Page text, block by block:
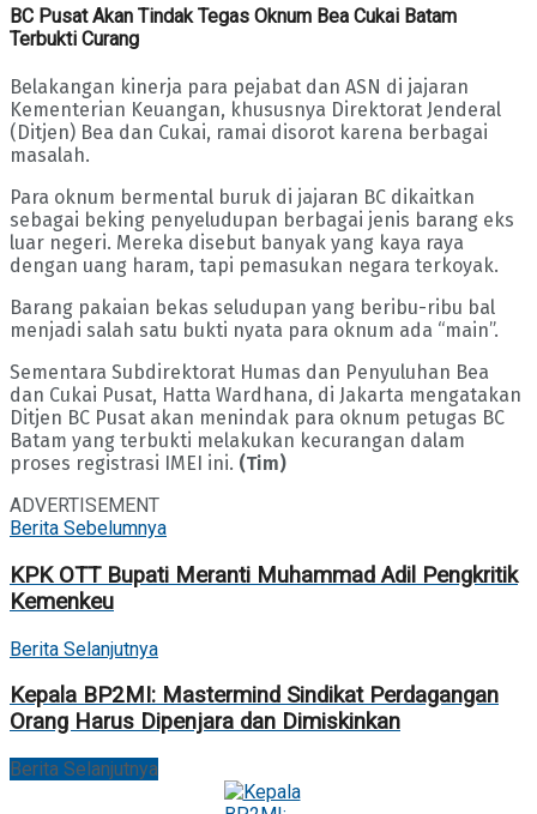
BC Pusat Akan Tindak Tegas Oknum Bea Cukai Batam
Terbukti Curang
Belakangan kinerja para pejabat dan ASN di jajaran
Kementerian Keuangan, khususnya Direktorat Jenderal
(Ditjen) Bea dan Cukai, ramai disorot karena berbagai
masalah.
Para oknum bermental buruk di jajaran BC dikaitkan
sebagai beking penyeludupan berbagai jenis barang eks
luar negeri. Mereka disebut banyak yang kaya raya
dengan uang haram, tapi pemasukan negara terkoyak.
Barang pakaian bekas seludupan yang beribu-ribu bal
menjadi salah satu bukti nyata para oknum ada “main”.
Sementara Subdirektorat Humas dan Penyuluhan Bea
dan Cukai Pusat, Hatta Wardhana, di Jakarta mengatakan
Ditjen BC Pusat akan menindak para oknum petugas BC
Batam yang terbukti melakukan kecurangan dalam
proses registrasi IMEI ini. (Tim)
ADVERTISEMENT
Berita Sebelumnya
KPK OTT Bupati Meranti Muhammad Adil Pengkritik
Kemenkeu
Berita Selanjutnya
Kepala BP2MI: Mastermind Sindikat Perdagangan
Orang Harus Dipenjara dan Dimiskinkan
Berita Selanjutnya